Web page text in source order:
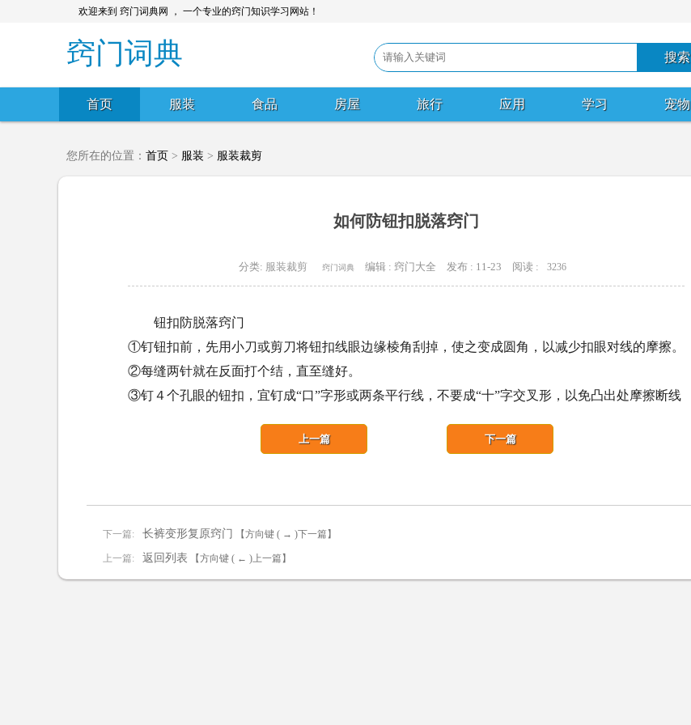
欢迎来到 窍门词典网 ， 一个专业的窍门知识学习网站！
窍门词典
首页 服装 食品 房屋 旅行 应用 学习 宠物
您所在的位置： 首页 > 服装 > 服装裁剪
如何防钮扣脱落窍门
分类: 服装裁剪 窍门词典 编辑 : 窍门大全 发布 : 11-23 阅读 : 3236
钮扣防脱落窍门
①钉钮扣前，先用小刀或剪刀将钮扣线眼边缘棱角刮掉，使之变成圆角，以减少扣眼对线的摩擦。
②每缝两针就在反面打个结，直至缝好。
③钉４个孔眼的钮扣，宜钉成“口”字形或两条平行线，不要成“十”字交叉形，以免凸出处摩擦断线
下一篇: 长裤变形复原窍门
下一篇
【方向键 ( → )下一篇】
上一篇: 返回列表
上一篇
【方向键 ( ← )上一篇】